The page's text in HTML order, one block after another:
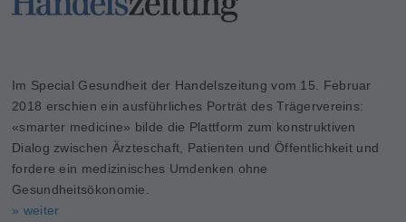
Im Special Gesundheit der Handelszeitung vom 15. Februar
2018 erschien ein ausführliches Porträt des Trägervereins:
«smarter medicine» bilde die Plattform zum konstruktiven
Dialog zwischen Ärzteschaft, Patienten und Öffentlichkeit und
fordere ein medizinisches Umdenken ohne
Gesundheitsökonomie.
» weiter